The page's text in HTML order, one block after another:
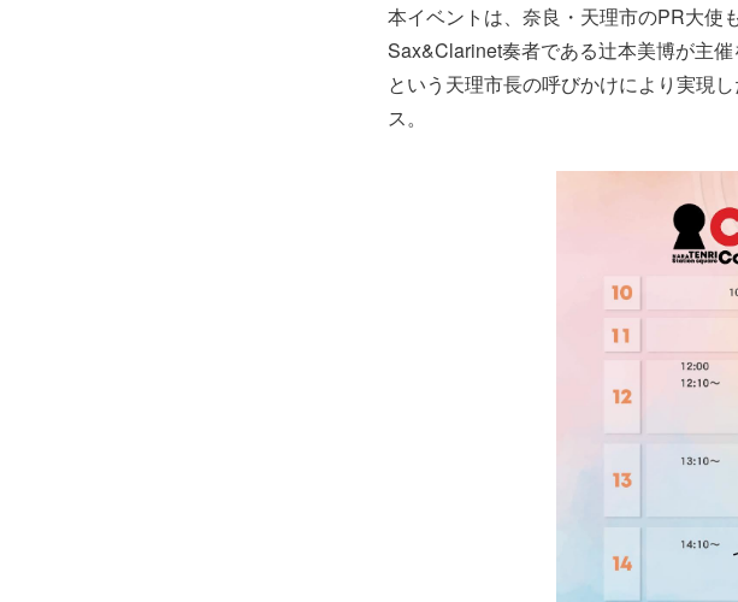
本イベントは、奈良・天理市のPR大使
Sax&Clarinet奏者である辻本美博が主
という天理市長の呼びかけにより実現
ス。